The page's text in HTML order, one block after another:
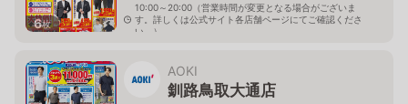
6枚
10:00～20:00（営業時間が変更となる場合がございま
す。詳しくは公式サイト各店舗ページにてご確認くださ
い。）
AOKI
釧路鳥取大通店